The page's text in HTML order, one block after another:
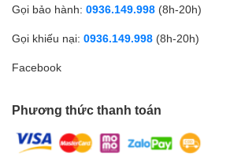
Gọi bảo hành: 0936.149.998 (8h-20h)
Gọi khiếu nại: 0936.149.998 (8h-20h)
Facebook
Phương thức thanh toán